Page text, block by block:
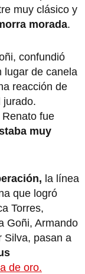
muy clásico y
morada.
confundió
lugar de canela
reacción de
jurado.
fue
muy
la línea
que logró
Torres,
Goñi, Armando
Silva, pasan a
de oro.